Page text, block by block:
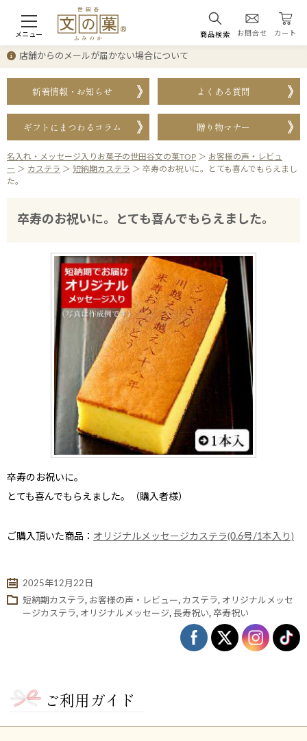
メニュー 商品検索 お問合せ カート
店舗からのメールが届かない場合について
新着情報・お知らせ よくある質問
ギフトにまつわるコラム 贈り物マナー
名入れ・メッセージ入りお菓子の世田谷文の菓TOP ＞ お客様の声・レビュ
ー ＞ カステラ ＞ 短納期カステラ ＞ 卒寿のお祝いに。とても喜んでもらえまし
た。
卒寿のお祝いに。とても喜んでもらえました。
卒寿のお祝い に。
とても喜んでもらえました。（購入者様）
ご購入頂いた商品： オリジナルメッセージカステラ(0.6号/1本入り)
2025年12月22日
短納期カステラ, お客様の声・レビュー, カステラ, オリジナルメッセ
ージカステラ, オリジナルメッセージ, 長寿祝い, 卒寿祝い
ご利用ガイド